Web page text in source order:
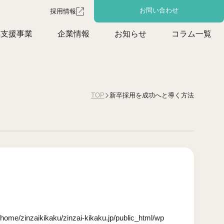
採用情報 お問い合わせ
援事業 企業情報 お知らせ コラム一覧
TOP 新卒採用を成功へと導く方法
zinzaikikaku/zinzai-kikaku.jp/public_html/wp